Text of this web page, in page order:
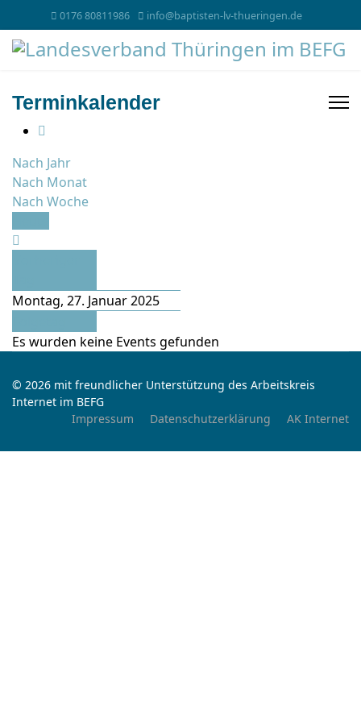
0176 80811986 info@baptisten-lv-thueringen.de
Terminkalender
Nach Jahr
Nach Monat
Nach Woche
Montag, 27. Januar 2025
Es wurden keine Events gefunden
© 2026 mit freundlicher Unterstützung des Arbeitskreis
Internet im BEFG
Impressum
Datenschutzerklärung AK Internet